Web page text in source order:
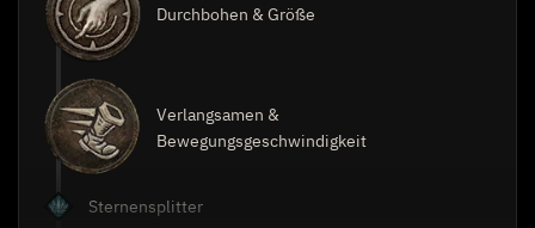
Durchbohen & Größe
Verlangsamen &
Bewegungsgeschwindigkeit
Sternensplitter